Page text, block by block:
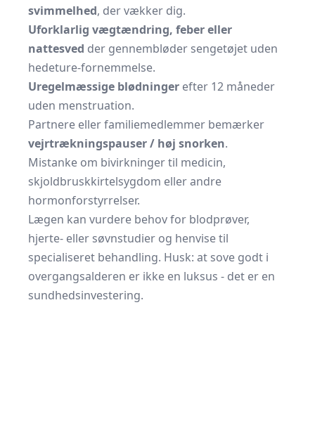
svimmelhed, der vækker dig.
Uforklarlig vægtændring, feber eller
nattesved der gennembløder sengetøjet uden
hedeture-fornemmelse.
Uregelmæssige blødninger efter 12 måneder
uden menstruation.
Partnere eller familiemedlemmer bemærker
vejrtrækningspauser / høj snorken.
Mistanke om bivirkninger til medicin,
skjoldbruskkirtel­sygdom eller andre
hormonforstyrrelser.
Lægen kan vurdere behov for blodprøver,
hjerte- eller søvnstudier og henvise til
specialiseret behandling. Husk: at sove godt i
overgangsalderen er ikke en luksus - det er en
sundhedsinvestering.